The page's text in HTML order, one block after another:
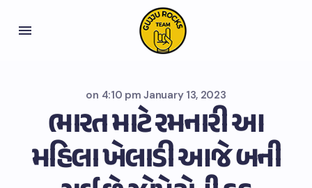
on 4:10 pm January 13, 2023
ભારત માટે રમનારી આ
મહિલા ખેલાડી આજે બની